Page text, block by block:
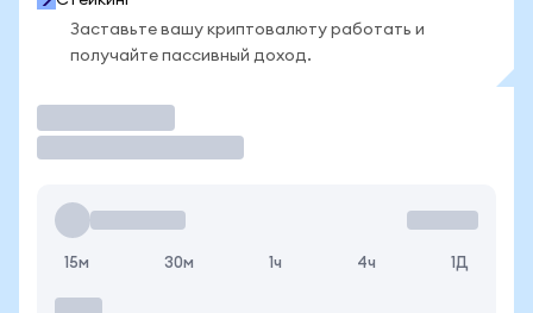
Заставьте вашу криптовалюту работать и
получайте пассивный доход.
15м 30м 1ч 4ч 1Д